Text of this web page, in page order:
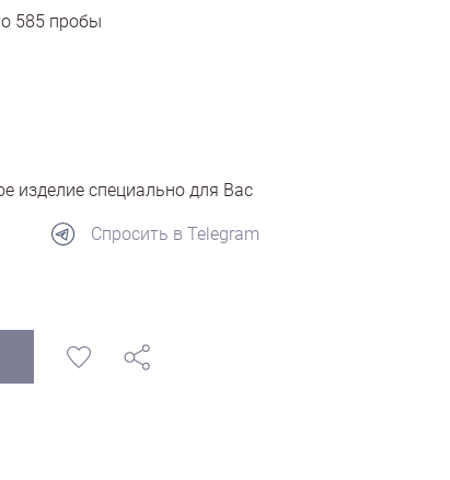
585 пробы
изделие специально для Вас
Спросить в Telegram